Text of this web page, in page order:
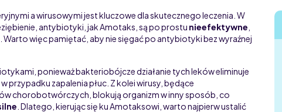
a wirusowymi jest kluczowe dla skutecznego leczenia. W
antybiotyki, jak Amotaks, są po prostu nieefektywne
więc pamiętać, aby nie sięgać po antybiotyki bez wyraźnej
ponieważ bakteriobójcze działanie tych leków eliminuje
w przypadku zapalenia płuc. Z kolei wirusy, będące
chorobotwórczych, blokują organizm w inny sposób, co
. Dlatego, kierując się ku Amotaksowi, warto najpierw ustalić